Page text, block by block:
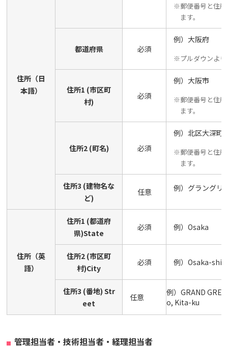
住所（日
本語）
※郵便番号と住所
ます。
都道府県 必須
例）大阪府
※プルダウンよ
住所1 (市区町
村)
必須
例）大阪市
※郵便番号と住所
ます。
住所2 (町名) 必須
例）北区大深町
※郵便番号と住所
ます。
住所3 (建物名な
ど)
任意 例）グラングリ
住所（英
語）
住所1 (都道府
県)State
必須 例）Osaka
住所2 (市区町
村)City
必須 例）Osaka-shi
住所3 (番地) Str
eet
任意
例）GRAND
o, Kita-ku
管理担当者・技術担当者・経理担当者